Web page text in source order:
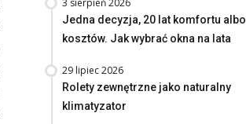
3 sierpień 2026
Jedna decyzja, 20 lat komfortu albo
kosztów. Jak wybrać okna na lata
29 lipiec 2026
Rolety zewnętrzne jako naturalny
klimatyzator